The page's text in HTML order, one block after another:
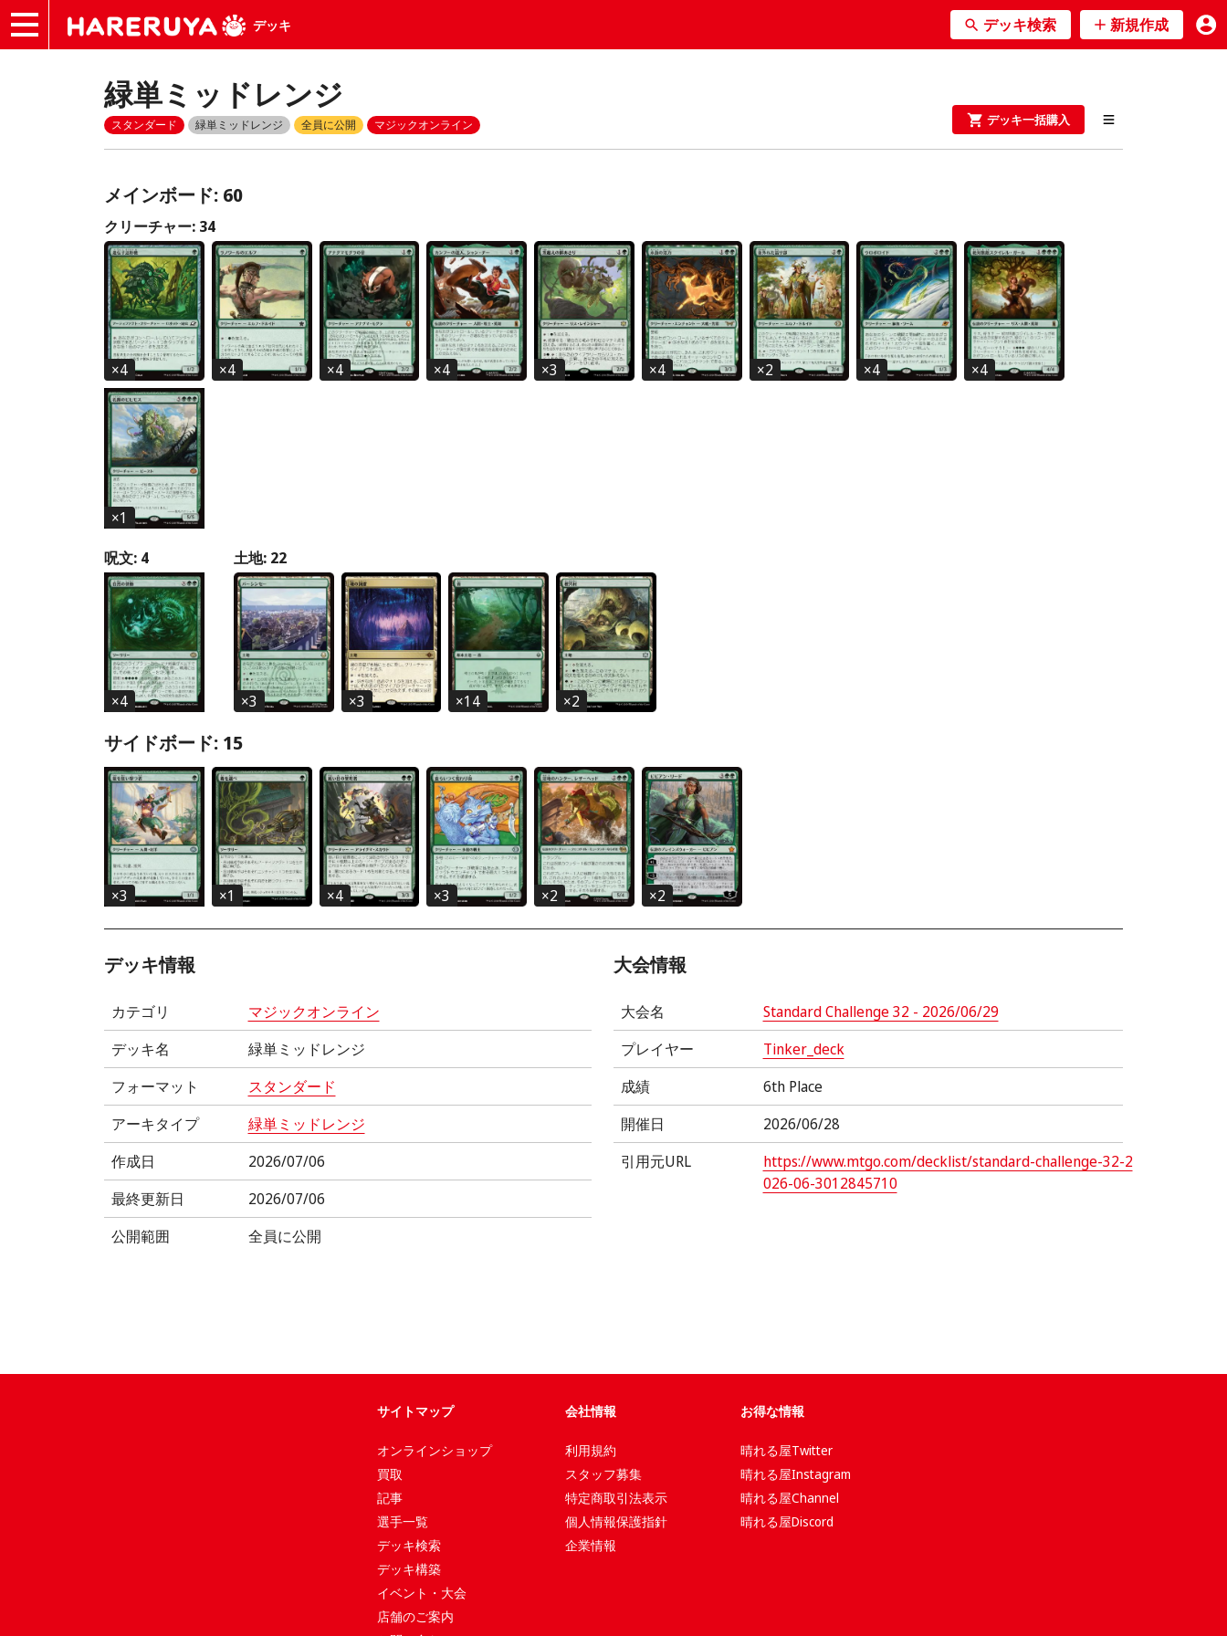
デッキ デッキ検索 新規作成
緑単ミッドレンジ
スタンダード 緑単ミッドレンジ 全員に公開 マジックオンライン デッキ一括購入
メインボード: 60
クリーチャー: 34
×4 ×4 ×4 ×4 ×3 ×4 ×2 ×4 ×4
×1
呪文: 4
×4
土地: 22
×3 ×3 ×14 ×2
サイドボード: 15
×3 ×1 ×4 ×3 ×2 ×2
デッキ情報
カテゴリ
マジックオンライン
デッキ名
緑単ミッドレンジ
フォーマット
スタンダード
アーキタイプ
緑単ミッドレンジ
作成日
2026/07/06
最終更新日
2026/07/06
公開範囲
全員に公開
大会情報
大会名
Standard Challenge 32 - 2026/06/29
プレイヤー
Tinker_deck
成績
6th Place
開催日
2026/06/28
引用元URL
https://www.mtgo.com/decklist/standard-challenge-32-2
026-06-3012845710
サイトマップ
オンラインショップ
買取
記事
選手一覧
デッキ検索
デッキ構築
イベント・大会
店舗のご案内
会社情報
利用規約
スタッフ募集
特定商取引法表示
個人情報保護指針
企業情報
お得な情報
晴れる屋Twitter
晴れる屋Instagram
晴れる屋Channel
晴れる屋Discord